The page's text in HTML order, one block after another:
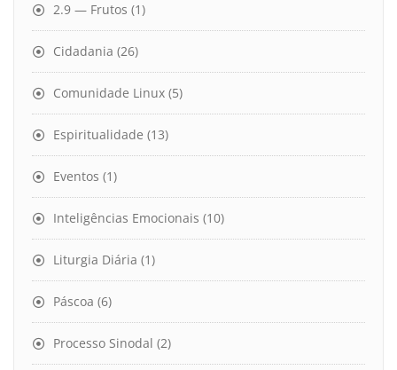
2.9 — Frutos (1)
Cidadania (26)
Comunidade Linux (5)
Espiritualidade (13)
Eventos (1)
Inteligências Emocionais (10)
Liturgia Diária (1)
Páscoa (6)
Processo Sinodal (2)